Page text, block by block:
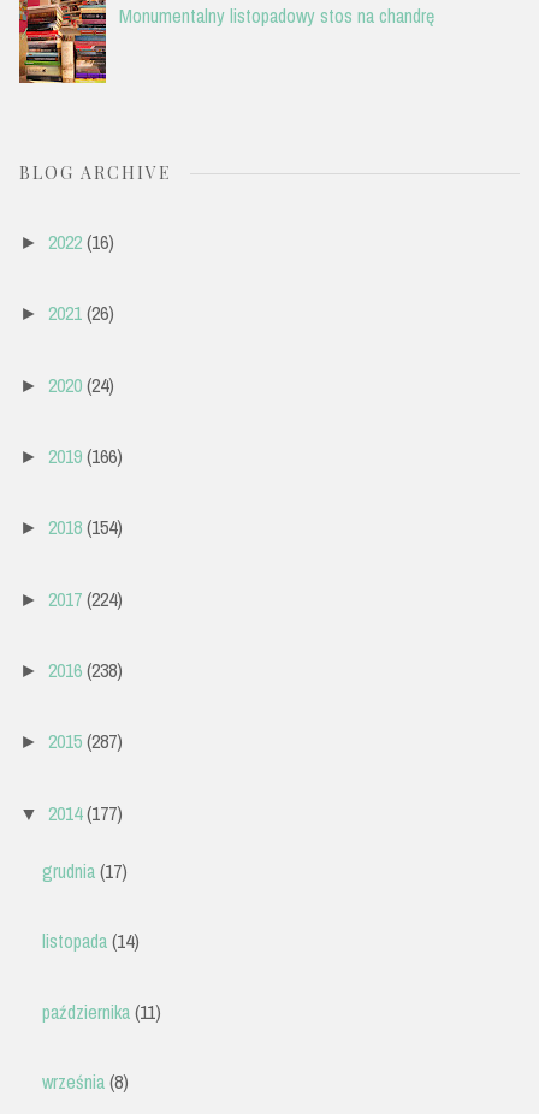
Monumentalny listopadowy stos na chandrę
BLOG ARCHIVE
► 2022(16)
► 2021(26)
► 2020(24)
► 2019(166)
► 2018(154)
► 2017(224)
► 2016(238)
► 2015(287)
▼ 2014(177)
grudnia(17)
listopada(14)
października(11)
września(8)